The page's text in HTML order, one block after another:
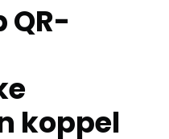
QR-
koppel